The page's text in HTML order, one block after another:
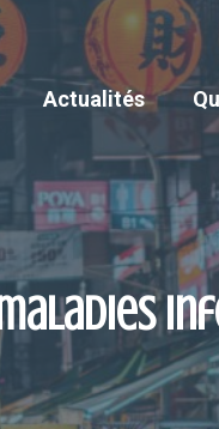
Actualités